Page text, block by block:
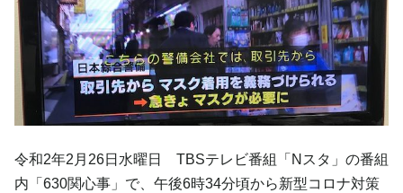
令和2年2月26日水曜日 TBSテレビ番組「Nスタ」の番組
内「630関心事」で、午後6時34分頃から新型コロナ対策